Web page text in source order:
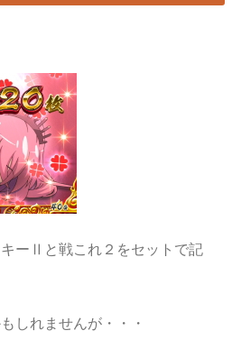
ーⅡと戦これ２をセットで記
しれませんが・・・